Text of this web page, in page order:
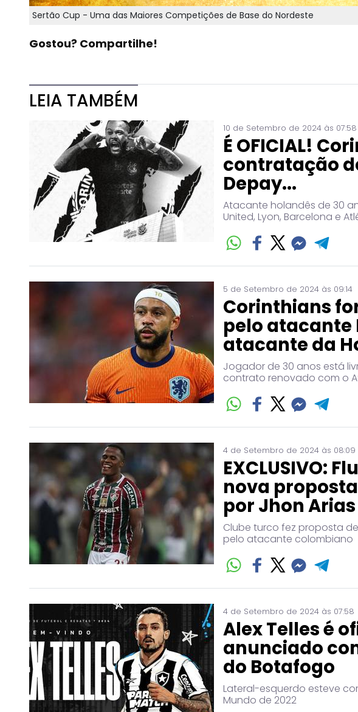
Sertão Cup - Uma das Maiores Competições de Base do Nordeste
Gostou? Compartilhe!
LEIA TAMBÉM
10 de Setembro de 2024 às 07:58
É OFICIAL!
contratação
Depay...
Atacante holandês de 30
United, Lyon, Barcelona e
5 de Setembro de 2024 às 09:14
Corinthians
pelo atacante
atacante da
Jogador de 30 anos está
contrato renovado com o
4 de Setembro de 2024 às 08:09
EXCLUSIVO:
nova
por Jhon Arias
Clube turco fez proposta de
pelo atacante colombiano
4 de Setembro de 2024 às 07:58
Alex Telles é
anunciado
do Botafogo
Lateral-esquerdo esteve
Mundo de 2022